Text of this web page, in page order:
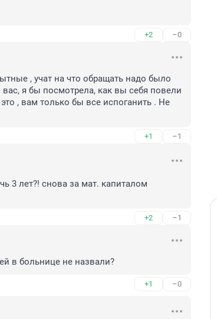
+2 –0
, учат на что обращать надо было
я бы посмотрела, как вы себя повели
, вам только бы все испоганить . Не
+1 –1
3 лет?! снова за мат. капиталом
+2 –1
в больнице не назвали?
+1 –0